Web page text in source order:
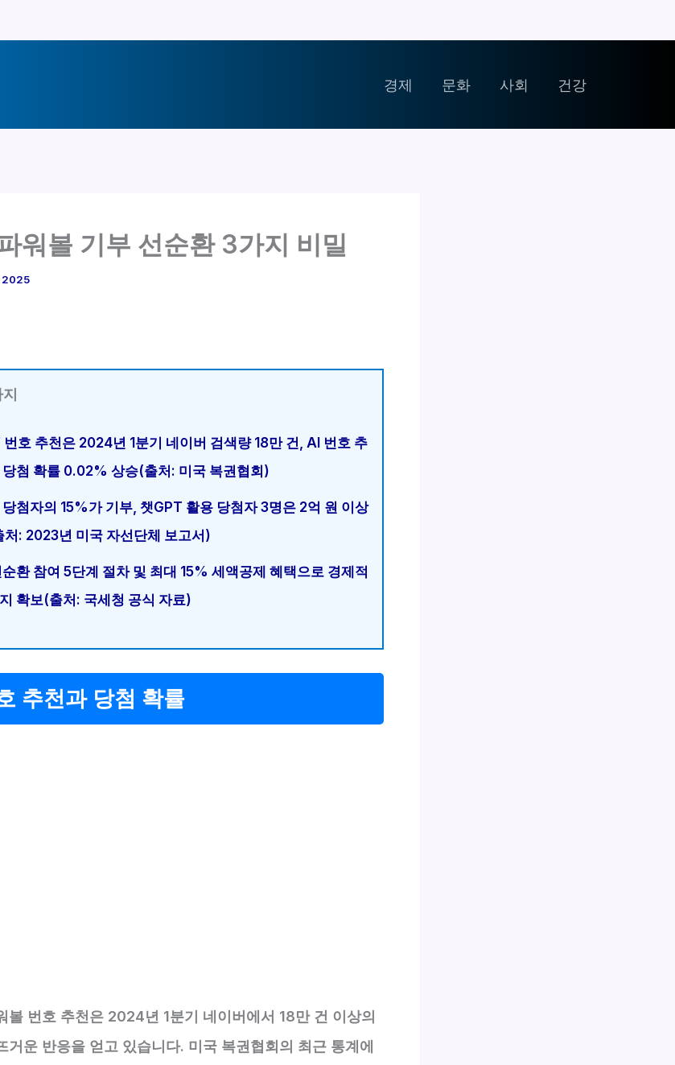
경제 문화 사회 건강
워볼 기부 선순환 3가지 비밀
2025
호 추천은 2024년 1분기 네이버 검색량 18만 건, AI 번호 추
당첨 확률 0.02% 상승(출처: 미국 복권협회)
첨자의 15%가 기부, 챗GPT 활용 당첨자 3명은 2억 원 이상
처: 2023년 미국 자선단체 보고서)
환 참여 5단계 절차 및 최대 15% 세액공제 혜택으로 경제적
확보(출처: 국세청 공식 자료)
추천과 당첨 확률
볼 번호 추천은 2024년 1분기 네이버에서 18만 건 이상의
거운 반응을 얻고 있습니다. 미국 복권협회의 최근 통계에